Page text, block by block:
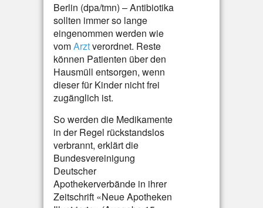
Berlin (dpa/tmn) – Antibiotika
sollten immer so lange
eingenommen werden wie
vomArztverordnet. Reste
können Patienten über den
Hausmüll entsorgen, wenn
dieser für Kinder nicht frei
zugänglich ist.
So werden die Medikamente
in der Regel rückstandslos
verbrannt, erklärt die
Bundesvereinigung
Deutscher
Apothekerverbände in ihrer
Zeitschrift «Neue Apotheken